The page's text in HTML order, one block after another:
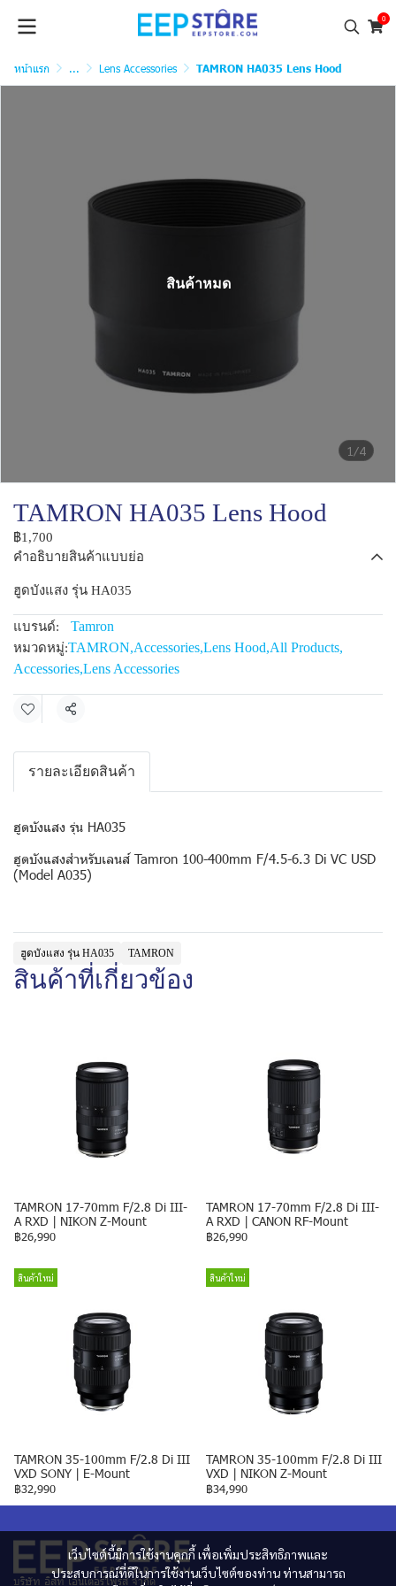
0
หน้าแรก ... Lens Accessories TAMRON HA035 Lens Hood
1/4
สินค้าหมด
TAMRON HA035 Lens Hood
฿1,700
คำอธิบายสินค้าแบบย่อ
ฮูดบังแสง รุ่น HA035
แบรนด์: Tamron
หมวดหมู่:TAMRON,Accessories,Lens Hood,All Products,
Accessories,Lens Accessories
แชร์
รายละเอียดสินค้า
ฮูดบังแสง รุ่น HA035
ฮูดบังแสงสำหรับเลนส์ Tamron 100-400mm F/4.5-6.3 Di VC USD
(Model A035)
ฮูดบังแสง รุ่น HA035 TAMRON
สินค้าที่เกี่ยวข้อง
TAMRON 17-70mm F/2.8 Di III-
A RXD | NIKON Z-Mount
฿26,990
TAMRON 17-70mm F/2.8 Di III-
A RXD | CANON RF-Mount
฿26,990
สินค้าใหม่
TAMRON 35-100mm F/2.8 Di III
VXD SONY | E-Mount
฿32,990
สินค้าใหม่
TAMRON 35-100mm F/2.8 Di III
VXD | NIKON Z-Mount
฿34,990
เว็บไซต์นี้มีการใช้งานคุกกี้ เพื่อเพิ่มประสิทธิภาพและ
ประสบการณ์ที่ดีในการใช้งานเว็บไซต์ของท่าน ท่านสามารถ
บริษัท อิสท์ เอ็นเตอร์ไพรส์ จำกัด